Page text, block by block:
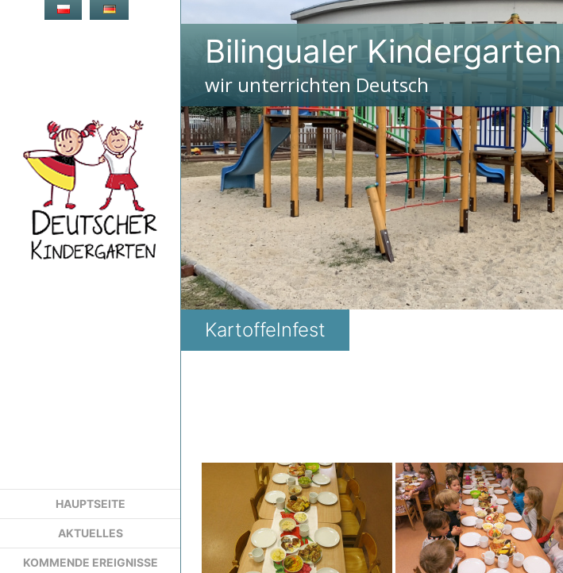
HAUPTSEITE
AKTUELLES
KOMMENDE EREIGNISSE
Bilingualer Kindergarten
wir unterrichten Deutsch
Kartoffelnfest